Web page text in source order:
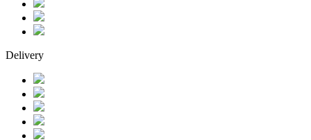
Delivery